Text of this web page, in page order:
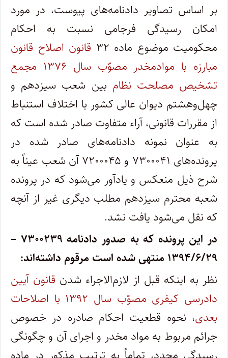
بر اساس تصاویر دادنامه‌های پیوست، در مورد
امکان رسیدگی فرجامی نسبت به احکام
محکومیت موضوع ماده ۳۲
قانون اصلاح قانون
مبارزه با موادمخدر مصوّب سال ۱۳۷۶ مجمع
تشخیص مصلحت نظام بین شعب سیزدهم و
چهل‌وهشتم دیوان ‌عالی‌ کشور با اختلاف استنباط
از مقررات قانونی، آراء متفاوت صادر ‌شده ‌است که
به عنوان نمونه دادنامه‌های صادر ‌شده در
پرونده‌های ۷۳۰۰۰۴۱ و ۷۲۰۰۰۴۵ آن شعب عیناً به
شرح ذیل منعکس و یادآور می‌شود که در پرونده
شعبه محترم سیزدهم مطلب دیگری غیر از آنچه
که نقل می‌شود یافت نشد.
در این پرونده که به صدور ‌دادنامه ۷۳۰۰۲۳۹ –
۱۳۹۴/۶/۲۹ منتهی شده ‌است مرقوم ‌داشته‌اند:
نظر به اینکه قبل از لازم‌الاجراء شدن قانون آیین
‌دادرسی کیفری مصوّب سال ۱۳۹۲ با اصلاحات
بعدی، نحوه قطعیت احکام صادره در خصوص
جرائم مربوط به مواد مخدر و اجرای آن و چگونگی